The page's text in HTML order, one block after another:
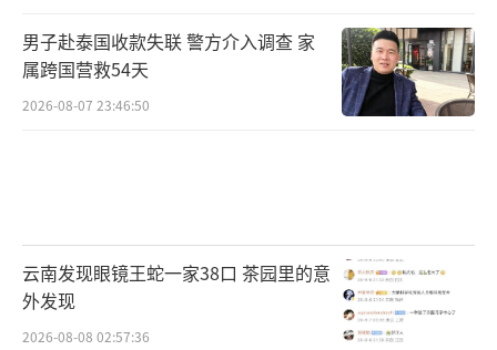
男子赴泰国收款失联 警方介入调查 家
属跨国营救54天
2026-08-07 23:46:50
云南发现眼镜王蛇一家38口 茶园里的意
外发现
2026-08-08 02:57:36